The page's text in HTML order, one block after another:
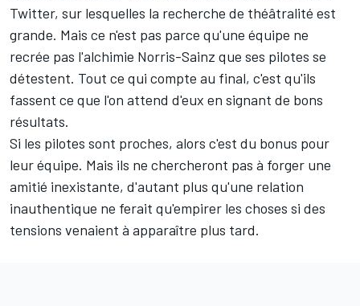
Twitter, sur lesquelles la recherche de théâtralité est
grande. Mais ce n'est pas parce qu'une équipe ne
recrée pas l'alchimie Norris-Sainz que ses pilotes se
détestent. Tout ce qui compte au final, c'est qu'ils
fassent ce que l'on attend d'eux en signant de bons
résultats.
Si les pilotes sont proches, alors c'est du bonus pour
leur équipe. Mais ils ne chercheront pas à forger une
amitié inexistante, d'autant plus qu'une relation
inauthentique ne ferait qu'empirer les choses si des
tensions venaient à apparaître plus tard.